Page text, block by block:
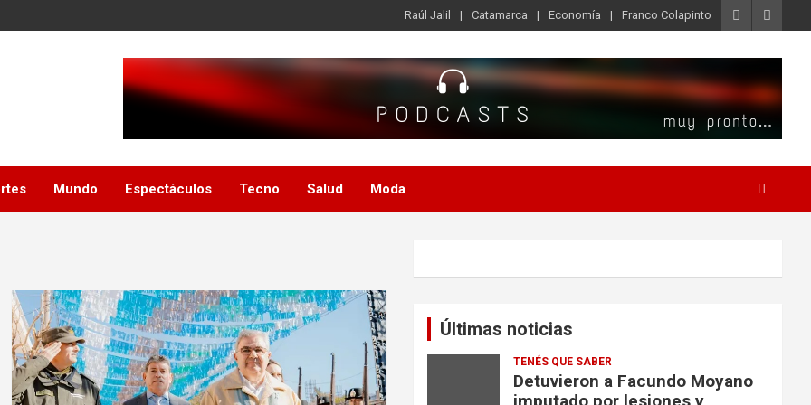
Raúl Jalil Catamarca Economía Franco Colapinto
Mundo Espectáculos Tecno Salud Moda
Últimas noticias
TENÉS QUE SABER
Detuvieron a Facundo Moyano